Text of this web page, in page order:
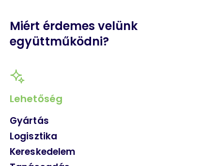
Miért érdemes velünk
együttműködni?
Lehetőség
Gyártás
Logisztika
Kereskedelem